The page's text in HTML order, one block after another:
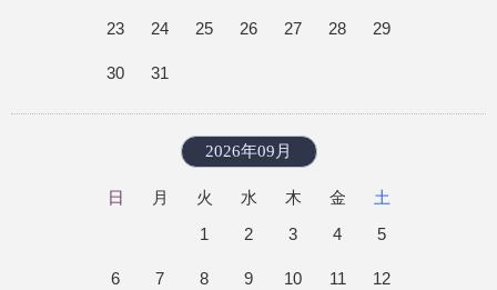
23 24 25 26 27 28 29
30 31
2026年09月
日 月 火 水 木 金
土
1
2 3 4 5
6 7 8 9 10 11 12